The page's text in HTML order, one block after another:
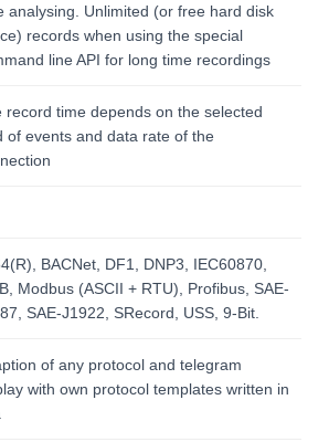
analysing. Unlimited (or free hard disk
records when using the special
line API for long time recordings
record time depends on the selected
of events and data rate of the
BACNet, DF1, DNP3, IEC60870,
Modbus (ASCII + RTU), Profibus, SAE-
SAE-J1922, SRecord, USS, 9-Bit.
of any protocol and telegram
with own protocol templates written in